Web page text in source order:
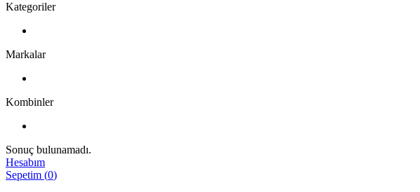
Kategoriler
Markalar
Kombinler
Sonuç bulunamadı.
Hesabım
Sepetim (0)